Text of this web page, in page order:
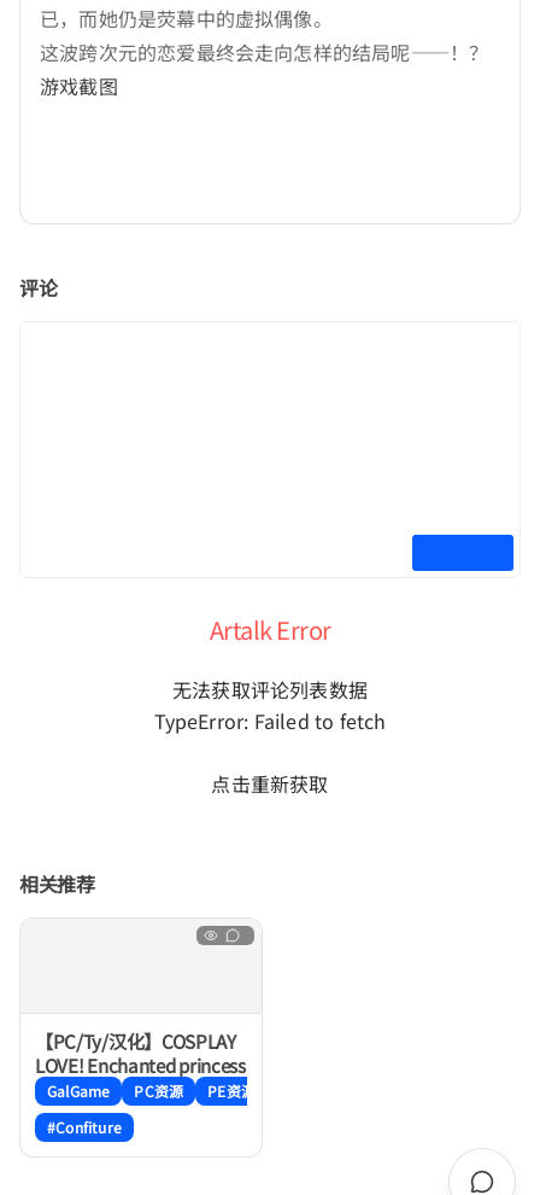
已，而她仍是荧幕中的虚拟偶像。
这波跨次元的恋爱最终会走向怎样的结局呢——！？
游戏截图
评论
Artalk Error
无法获取评论列表数据
TypeError: Failed to fetch
点击重新获取
相关推荐
【PC/Ty/汉化】COSPLAY
LOVE! Enchanted princess
GalGame PC资源
PE资源
#Confiture